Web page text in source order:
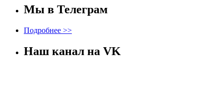
Мы в Телеграм
Подробнее >>
Наш канал на VK